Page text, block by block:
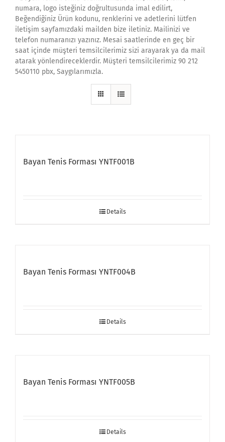
numara, logo isteğiniz doğrultusunda imal edilirt,
Beğendiğiniz Ürün kodunu, renklerini ve adetlerini lütfen
iletişim sayfamızdaki mailden bize iletiniz. Mailinizi ve
telefon numaranızı yazınız. Mesai saatlerinde en geç bir
saat içinde müşteri temsilcilerimiz sizi arayarak ya da mail
atarak yönlendireceklerdir. Müşteri temsilcilerimiz 90 212
5450110 pbx, Saygılarımızla.
Bayan Tenis Forması YNTF001B
Details
Bayan Tenis Forması YNTF004B
Details
Bayan Tenis Forması YNTF005B
Details